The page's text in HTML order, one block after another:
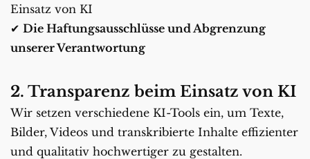
Einsatz von KI
✔ Die Haftungsausschlüsse und Abgrenzung
unserer Verantwortung
2. Transparenz beim Einsatz von KI
Wir setzen verschiedene KI-Tools ein, um Texte,
Bilder, Videos und transkribierte Inhalte effizienter
und qualitativ hochwertiger zu gestalten.